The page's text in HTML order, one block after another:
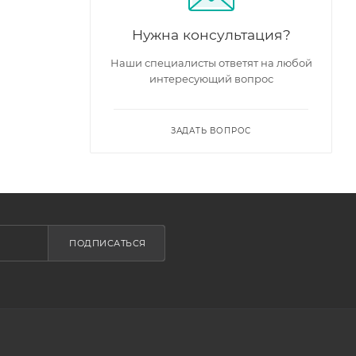
Нужна консультация?
Наши специалисты ответят на любой
интересующий вопрос
ЗАДАТЬ ВОПРОС
ПОДПИСАТЬСЯ